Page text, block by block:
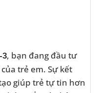
3, bạn đang đầu tư
trẻ em. Sự kết
giúp trẻ tự tin hơn